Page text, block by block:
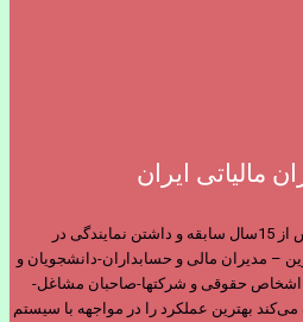
مالیاتی ایران
مرجع مشاوران مالیاتی ایران با بیش از 15سال سابقه و داشتن نمایندگی در
مدیران مالی و حسابداران-دانشجویان و
( اشخاص حقوقی و شرکتها-صاحبان مشاغل-
بهترین عملکرد را در مواجهه با سیستم